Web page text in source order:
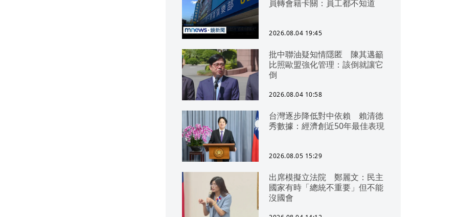
員轉會籍卡關：員工都不知道
2026.08.04 19:45
批中聯油疑知情隱匿 陳其邁籲
比照歐盟強化管理：該倒就讓它
倒
2026.08.04 10:58
台灣逐步降低對中依賴 賴清德
秀數據：經濟創近50年最佳表現
2026.08.05 15:29
出席模擬立法院 鄭麗文：民主
國家有時「總統不重要」但不能
沒國會